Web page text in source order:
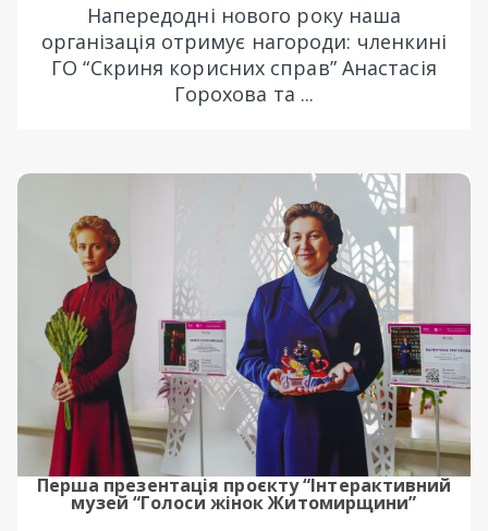
Напередодні нового року наша
організація отримує нагороди: членкині
ГО “Скриня корисних справ” Анастасія
Горохова та ...
Перша презентація проєкту “Інтерактивний
музей “Голоси жінок Житомирщини”